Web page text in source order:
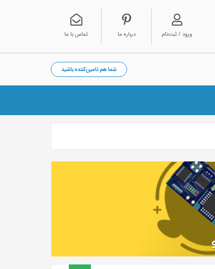
تماس با ما درباره ما ورود / ثبت‌نام
شما هم تامین‌کننده باشید